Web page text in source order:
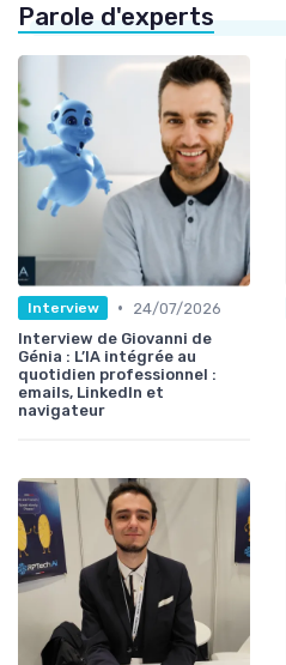
Parole d'experts
Interview •
24/07/2026
Interview de Giovanni de
Génia : L’IA intégrée au
quotidien professionnel :
emails, LinkedIn et
navigateur